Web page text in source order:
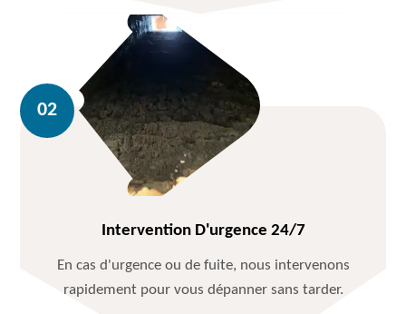
Intervention D'urgence 24/7
En cas d'urgence ou de fuite, nous intervenons
rapidement pour vous dépanner sans tarder.